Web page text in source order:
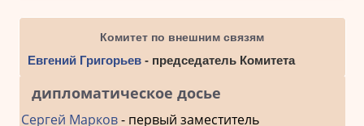
Комитет по внешним связям
Евгений Григорьев- председатель Комитета
дипломатическое досье
Сергей Марков- первый заместитель